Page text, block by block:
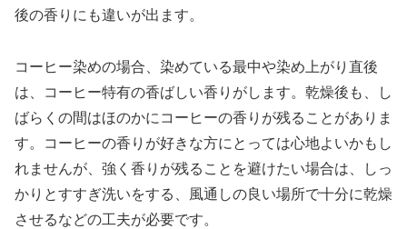
後の香りにも違いが出ます。
コーヒー染めの場合、染めている最中や染め上がり直後
は、コーヒー特有の香ばしい香りがします。乾燥後も、し
ばらくの間はほのかにコーヒーの香りが残ることがありま
す。コーヒーの香りが好きな方にとっては心地よいかもし
れませんが、強く香りが残ることを避けたい場合は、しっ
かりとすすぎ洗いをする、風通しの良い場所で十分に乾燥
させるなどの工夫が必要です。